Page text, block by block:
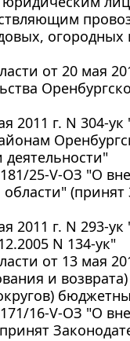
от 20 мая
2011 г. N 304-
деятельности"
25-V-ОЗ "О
2011 г. N 293-
N 134-ук"
от 13 мая
и
16-V-ОЗ "О